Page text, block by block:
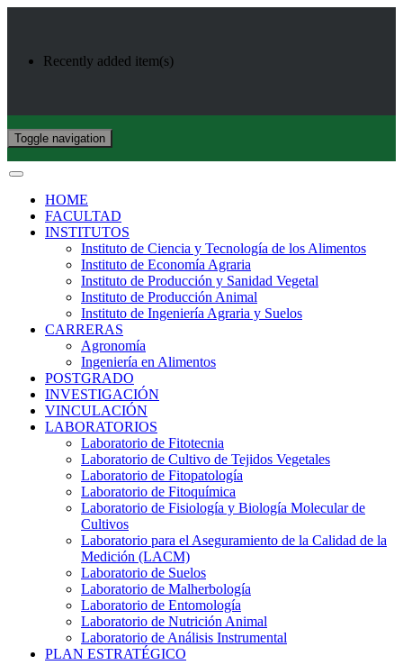
Recently added item(s)
Toggle navigation
HOME
FACULTAD
INSTITUTOS
Instituto de Ciencia y Tecnología de los Alimentos
Instituto de Economía Agraria
Instituto de Producción y Sanidad Vegetal
Instituto de Producción Animal
Instituto de Ingeniería Agraria y Suelos
CARRERAS
Agronomía
Ingeniería en Alimentos
POSTGRADO
INVESTIGACIÓN
VINCULACIÓN
LABORATORIOS
Laboratorio de Fitotecnia
Laboratorio de Cultivo de Tejidos Vegetales
Laboratorio de Fitopatología
Laboratorio de Fitoquímica
Laboratorio de Fisiología y Biología Molecular de
Cultivos
Laboratorio para el Aseguramiento de la Calidad de la
Medición (LACM)
Laboratorio de Suelos
Laboratorio de Malherbología
Laboratorio de Entomología
Laboratorio de Nutrición Animal
Laboratorio de Análisis Instrumental
PLAN ESTRATÉGICO